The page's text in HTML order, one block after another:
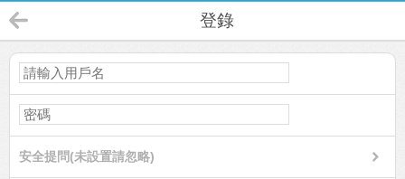
登錄
安全提問(未設置請忽略)